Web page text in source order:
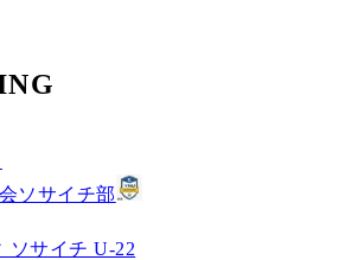
ソサイチ部
ソサイチ U-22